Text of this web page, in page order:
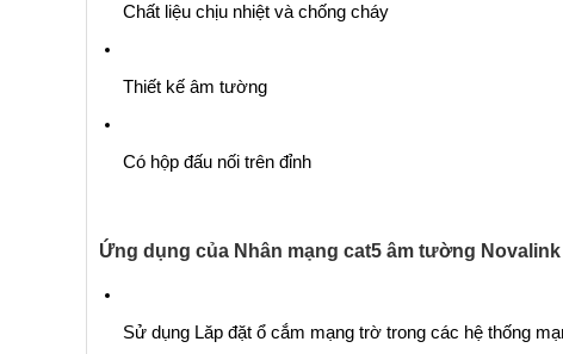
Chất liệu chịu nhiệt và chống cháy
Thiết kế âm tường
Có hộp đấu nối trên đỉnh
Ứng dụng của Nhân mạng cat5 âm tường Novalink
Sử dụng Lăp đặt ổ cắm mạng trờ trong các hệ thống